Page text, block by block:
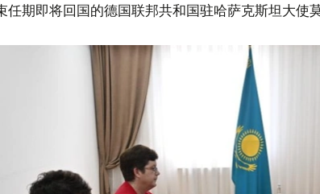
任期即将回国的德国联邦共和国驻哈萨克斯坦大使莫